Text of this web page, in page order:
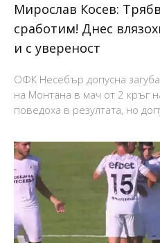
Мирослав Косев:
сработим! Днес
и с увереност
ОФК Несебър допусна
на Монтана в мач от 2 кръг
поведоха в резултата, но